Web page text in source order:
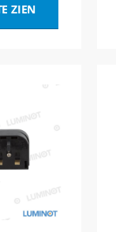
ZIEN